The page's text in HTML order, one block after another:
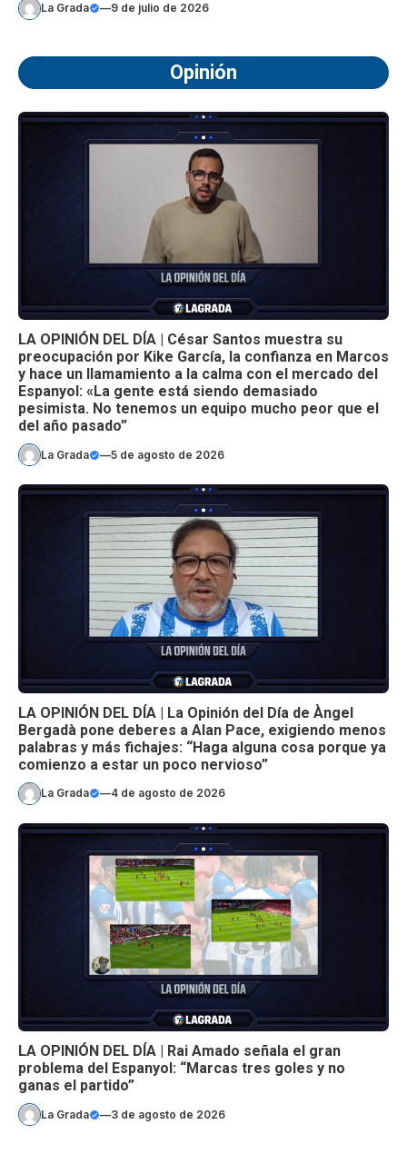
La Grada —9 de julio de 2026
Opinión
LA OPINIÓN DEL DÍA | César Santos muestra su
preocupación por Kike García, la confianza en Marcos
y hace un llamamiento a la calma con el mercado del
Espanyol: «La gente está siendo demasiado
pesimista. No tenemos un equipo mucho peor que el
del año pasado”
La Grada —5 de agosto de 2026
LA OPINIÓN DEL DÍA | La Opinión del Día de Àngel
Bergadà pone deberes a Alan Pace, exigiendo menos
palabras y más fichajes: “Haga alguna cosa porque ya
comienzo a estar un poco nervioso”
La Grada —4 de agosto de 2026
LA OPINIÓN DEL DÍA | Rai Amado señala el gran
problema del Espanyol: “Marcas tres goles y no
ganas el partido”
La Grada —3 de agosto de 2026